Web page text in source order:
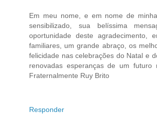
Em meu nome, e em nome de
sensibilizado, sua belíssima
oportunidade deste agradecimento,
familiares, um grande abraço, os
felicidade nas celebrações do Natal e
renovadas esperanças de um futuro
Fraternalmente Ruy Brito
Responder